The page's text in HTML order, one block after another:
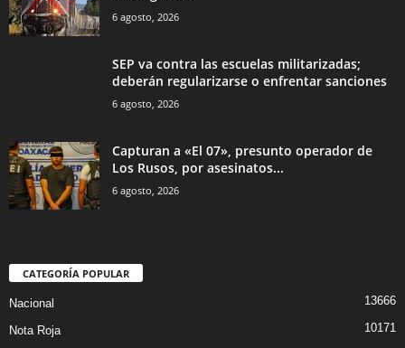
6 agosto, 2026
SEP va contra las escuelas militarizadas;
deberán regularizarse o enfrentar sanciones
6 agosto, 2026
Capturan a «El 07», presunto operador de
Los Rusos, por asesinatos...
6 agosto, 2026
CATEGORÍA POPULAR
Nacional 13666
Nota Roja 10171